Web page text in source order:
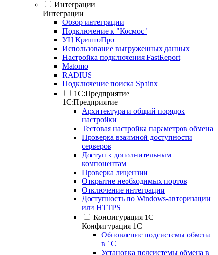
Интеграции
Интеграции
Обзор интеграций
Подключение к "Космос"
УЦ КриптоПро
Использование выгруженных данных
Настройка подключения FastReport
Matomo
RADIUS
Подключение поиска Sphinx
1С:Предприятие
1С:Предприятие
Архитектура и общий порядок
настройки
Тестовая настройка параметров обмена
Проверка взаимной доступности
серверов
Доступ к дополнительным
компонентам
Проверка лицензии
Открытие необходимых портов
Отключение интеграции
Доступность по Windows-авторизации
или HTTPS
Конфигурация 1С
Конфигурация 1С
Обновление подсистемы обмена
в 1С
Установка подсистемы обмена в